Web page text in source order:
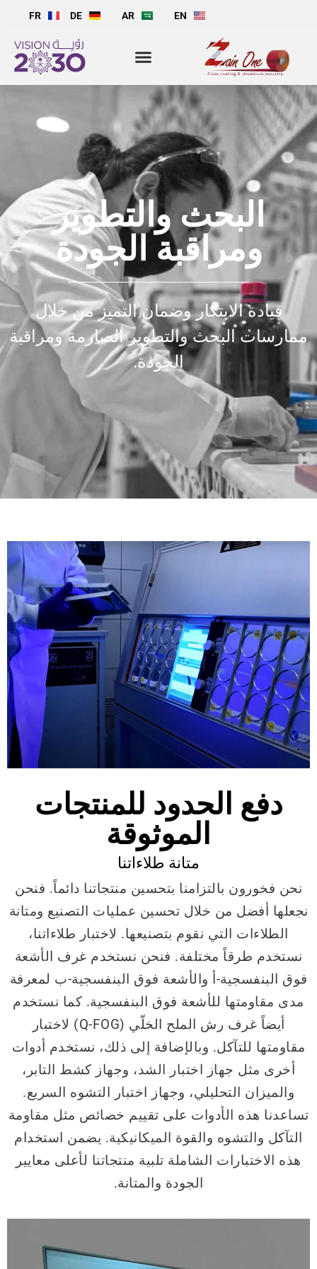
EN
AR
DE
FR
البحث والتطوير
ومراقبة الجودة
قيادة الابتكار وضمان التميز من خلال
ممارسات البحث والتطوير الصارمة ومراقبة
الجودة.
دفع الحدود للمنتجات
الموثوقة
متانة طلاءاتنا
نحن فخورون بالتزامنا بتحسين منتجاتنا دائماً. فنحن
نجعلها أفضل من خلال تحسين عمليات التصنيع ومتانة
الطلاءات التي نقوم بتصنيعها. لاختبار طلاءاتنا،
نستخدم طرقاً مختلفة. فنحن نستخدم غرف الأشعة
فوق البنفسجية-أ والأشعة فوق البنفسجية-ب لمعرفة
مدى مقاومتها للأشعة فوق البنفسجية. كما نستخدم
أيضاً غرف رش الملح الخلّي (Q-FOG) لاختبار
مقاومتها للتآكل. وبالإضافة إلى ذلك، نستخدم أدوات
أخرى مثل جهاز اختبار الشد، وجهاز كشط التابر،
والميزان التحليلي، وجهاز اختبار التشوه السريع.
تساعدنا هذه الأدوات على تقييم خصائص مثل مقاومة
التآكل والتشوه والقوة الميكانيكية. يضمن استخدام
هذه الاختبارات الشاملة تلبية منتجاتنا لأعلى معايير
الجودة والمتانة.